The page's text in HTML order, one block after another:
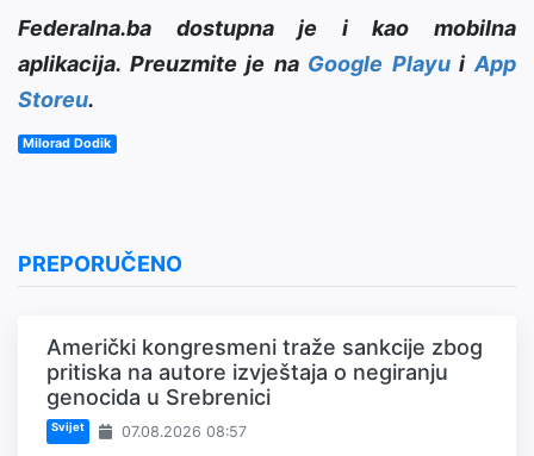
Federalna.ba dostupna je i kao mobilna
aplikacija. Preuzmite je na Google PlayuiApp
Storeu.
Milorad Dodik
PREPORUČENO
Američki kongresmeni traže sankcije zbog
pritiska na autore izvještaja o negiranju
genocida u Srebrenici
Svijet 07.08.2026 08:57